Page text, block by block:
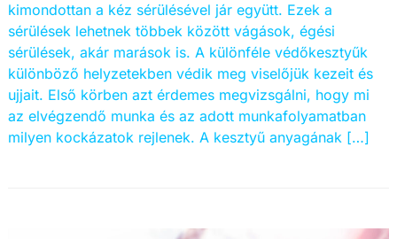
kimondottan a kéz sérülésével jár együtt. Ezek a
sérülések lehetnek többek között vágások, égési
sérülések, akár marások is. A különféle védőkesztyűk
különböző helyzetekben védik meg viselőjük kezeit és
ujjait. Első körben azt érdemes megvizsgálni, hogy mi
az elvégzendő munka és az adott munkafolyamatban
milyen kockázatok rejlenek. A kesztyű anyagának […]